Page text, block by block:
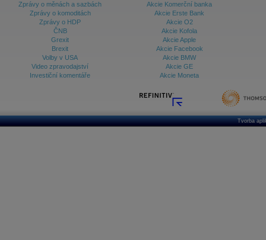
Zprávy o měnách a sazbách
Zprávy o komoditách
Zprávy o HDP
ČNB
Grexit
Brexit
Volby v USA
Video zpravodajství
Investiční komentáře
Akcie Komerční banka
Akcie Erste Bank
Akcie O2
Akcie Kofola
Akcie Apple
Akcie Facebook
Akcie BMW
Akcie GE
Akcie Moneta
Tvorba